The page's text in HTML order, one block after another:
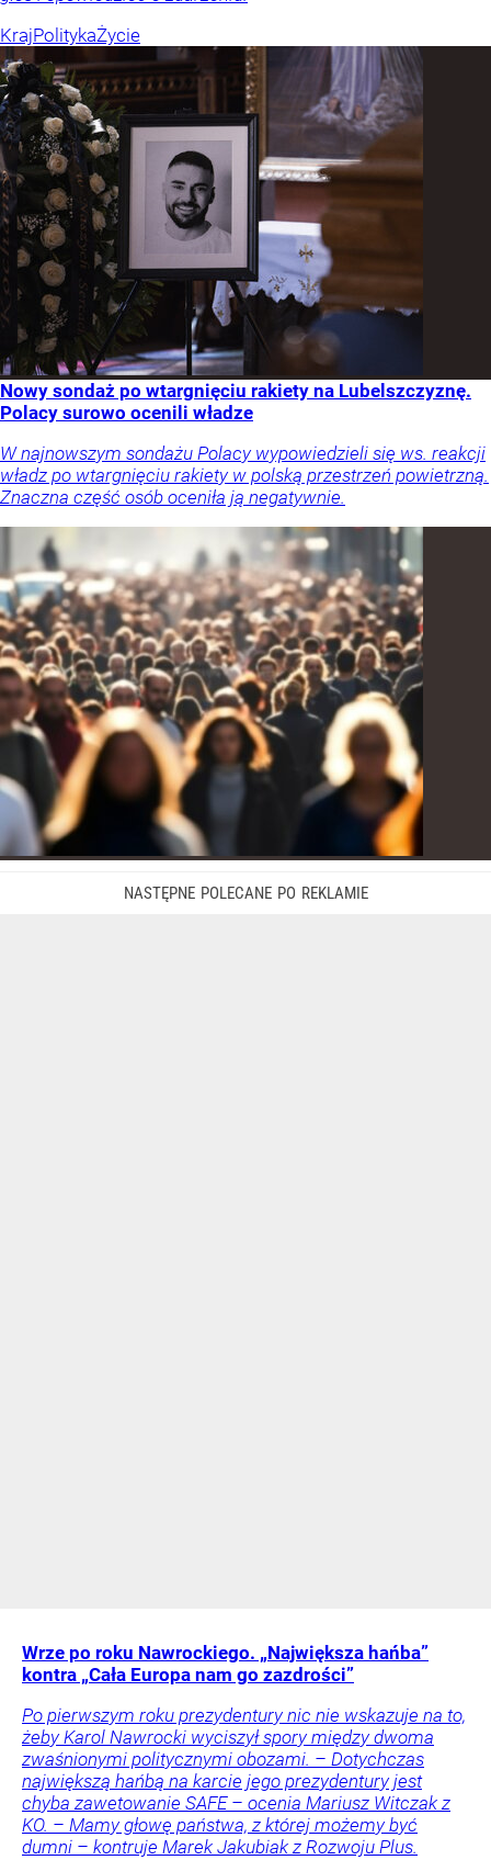
KrajPolitykaŻycie
Nowy sondaż po wtargnięciu rakiety na Lubelszczyznę.
Polacy surowo ocenili władze
W najnowszym sondażu Polacy wypowiedzieli się ws. reakcji
władz po wtargnięciu rakiety w polską przestrzeń powietrzną.
Znaczna część osób oceniła ją negatywnie.
Wrze po roku Nawrockiego. „Największa hańba”
kontra „Cała Europa nam go zazdrości”
Po pierwszym roku prezydentury nic nie wskazuje na to,
żeby Karol Nawrocki wyciszył spory między dwoma
zwaśnionymi politycznymi obozami. – Dotychczas
największą hańbą na karcie jego prezydentury jest
chyba zawetowanie SAFE – ocenia Mariusz Witczak z
KO. – Mamy głowę państwa, z której możemy być
dumni – kontruje Marek Jakubiak z Rozwoju Plus.